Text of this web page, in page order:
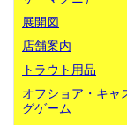
展開図
店舗案内
トラウト用品
オフショア・キャ
グゲーム